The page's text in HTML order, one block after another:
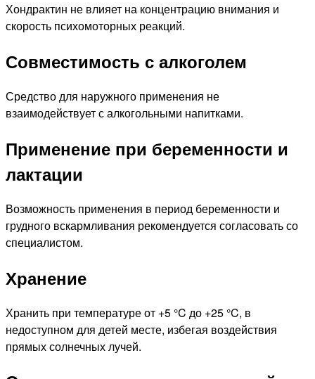
Хондрактин не влияет на концентрацию внимания и
скорость психомоторных реакций.
Совместимость с алкоголем
Средство для наружного применения не
взаимодействует с алкогольными напитками.
Применение при беременности и
лактации
Возможность применения в период беременности и
грудного вскармливания рекомендуется согласовать со
специалистом.
Хранение
Хранить при температуре от +5 °C до +25 °C, в
недоступном для детей месте, избегая воздействия
прямых солнечных лучей.